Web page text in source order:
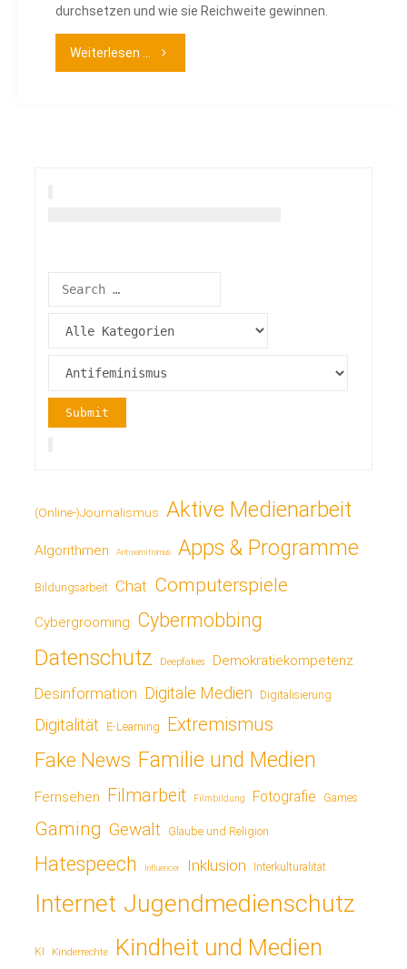
durchsetzen und wie sie Reichweite gewinnen.
Weiterlesen ... "Antifeminismus
(Online-)Journalismus Aktive Medienarbeit
Algorithmen Antisemitismus Apps & Programme
Bildungsarbeit Chat Computerspiele
Cybergrooming Cybermobbing
Datenschutz Deepfakes Demokratiekompetenz
Desinformation Digitale Medien Digitalisierung
Digitalität E-Learning Extremismus
Fake News Familie und Medien
Fernsehen Filmarbeit Filmbildung Fotografie Games
Gaming Gewalt Glaube und Religion
Hatespeech Influencer Inklusion Interkulturalität
Internet Jugendmedienschutz
KI Kinderrechte Kindheit und Medien